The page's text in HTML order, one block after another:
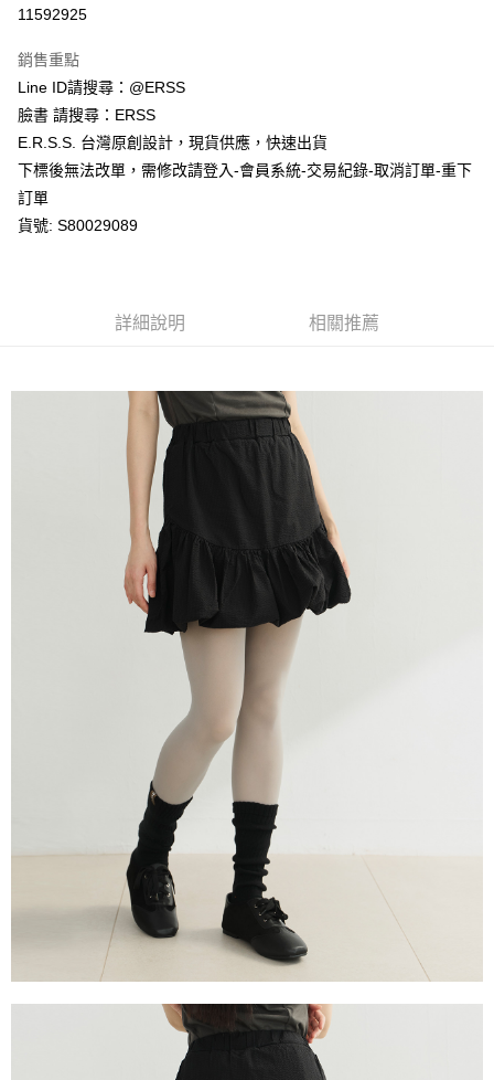
３．安心：先確認商品／服務後，再付款。
【「AFTEE先享後付」結帳流程】
１．於結帳方式選擇「AFTEE先享後付」後，將跳轉至「AFTEE先享後付」
結帳頁面，進行簡訊認證並確認金額後，即可完成結帳。
２．訂單成立數日內，您將收到繳費通知簡訊。
ATM／網路銀行／等多元方式進行付款，方視為交易完成。
※ 請注意：結帳手續完成當下不需立刻繳費，但若您需要取消訂單，請聯絡
購買商品的店家。未經商家同意取消之訂單仍視為有效，需透過AFTEE先享
後付繳納相關費用。
※ 交易是否成功請以「AFTEE先享後付 」之結帳頁面顯示為準，若有關於
１．透過由恩沛科技股份有限公司提供之「AFTEE先享後付」服務完成之交
https://aftee.tw/terms/#terms3
３．未成年的使用者請事先徵得法定代理人或監護人之同意方可使用
「AFTEE先享後付」，若未經同意申辦者引起之損失，本公司不負相關責
４．使用「AFTEE先享後付」時，將依據個別帳號之用戶狀況，依本公司即
時審查核予不同之上限額度；若仍有額度不足之情形，本公司將視審查結果
請求用戶進行身份認證。
５．嚴禁一人註冊多個帳號或使用他人資訊註冊。若發現惡意使用之情形，
恩沛科技股份有限公司將有權停止該用戶之使用額度並採取法律行動。
全家取貨付款
付款後全家取貨
每筆NT$80，滿NT$1,200(含以上)免運費
每筆NT$80，滿NT$1,200(含以上)免運費
付款後萊爾富取貨
每筆NT$80，滿NT$1,200(含以上)免運費
每筆NT$80，滿NT$1,200(含以上)免運費
每筆NT$80，滿NT$1,200(含以上)免運費
11592925
銷售重點
Line ID請搜尋：@ERSS
臉書 請搜尋：ERSS
E.R.S.S. 台灣原創設計，現貨供應，快速出貨
下標後無法改單，需修改請登入-會員系統-交易紀錄-取消訂單-重下
訂單
貨號: S80029089
詳細說明 相關推薦